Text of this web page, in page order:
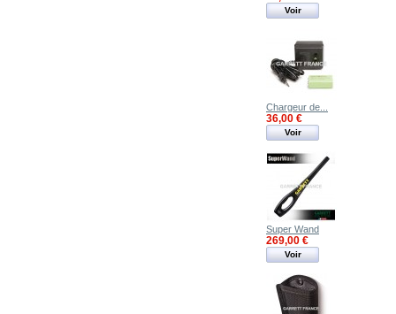
Voir
Chargeur de...
36,00 €
Voir
Super Wand
269,00 €
Voir